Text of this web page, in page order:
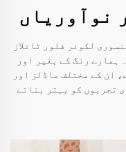
نوآوریاں
لکوئر فلور ٹائلاز
ہمارے رنگ کے بغیر اور
ان کے مختلف ماڈلز اور
تجربوں کو بہتر بناتے